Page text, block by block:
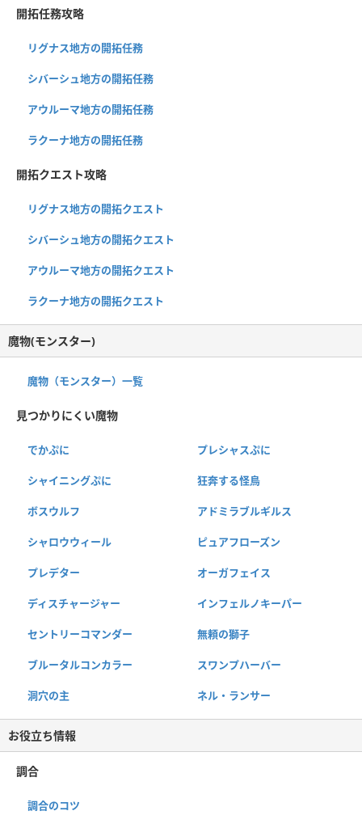
開拓任務攻略
リグナス地方の開拓任務
シバーシュ地方の開拓任務
アウルーマ地方の開拓任務
ラクーナ地方の開拓任務
開拓クエスト攻略
リグナス地方の開拓クエスト
シバーシュ地方の開拓クエスト
アウルーマ地方の開拓クエスト
ラクーナ地方の開拓クエスト
魔物(モンスター)
魔物（モンスター）一覧
見つかりにくい魔物
でかぷに プレシャスぷに
シャイニングぷに 狂奔する怪鳥
ボスウルフ アドミラブルギルス
シャロウウィール ピュアフローズン
プレデター オーガフェイス
ディスチャージャー インフェルノキーパー
セントリーコマンダー 無頼の獅子
ブルータルコンカラー スワンプハーバー
洞穴の主 ネル・ランサー
お役立ち情報
調合
調合のコツ